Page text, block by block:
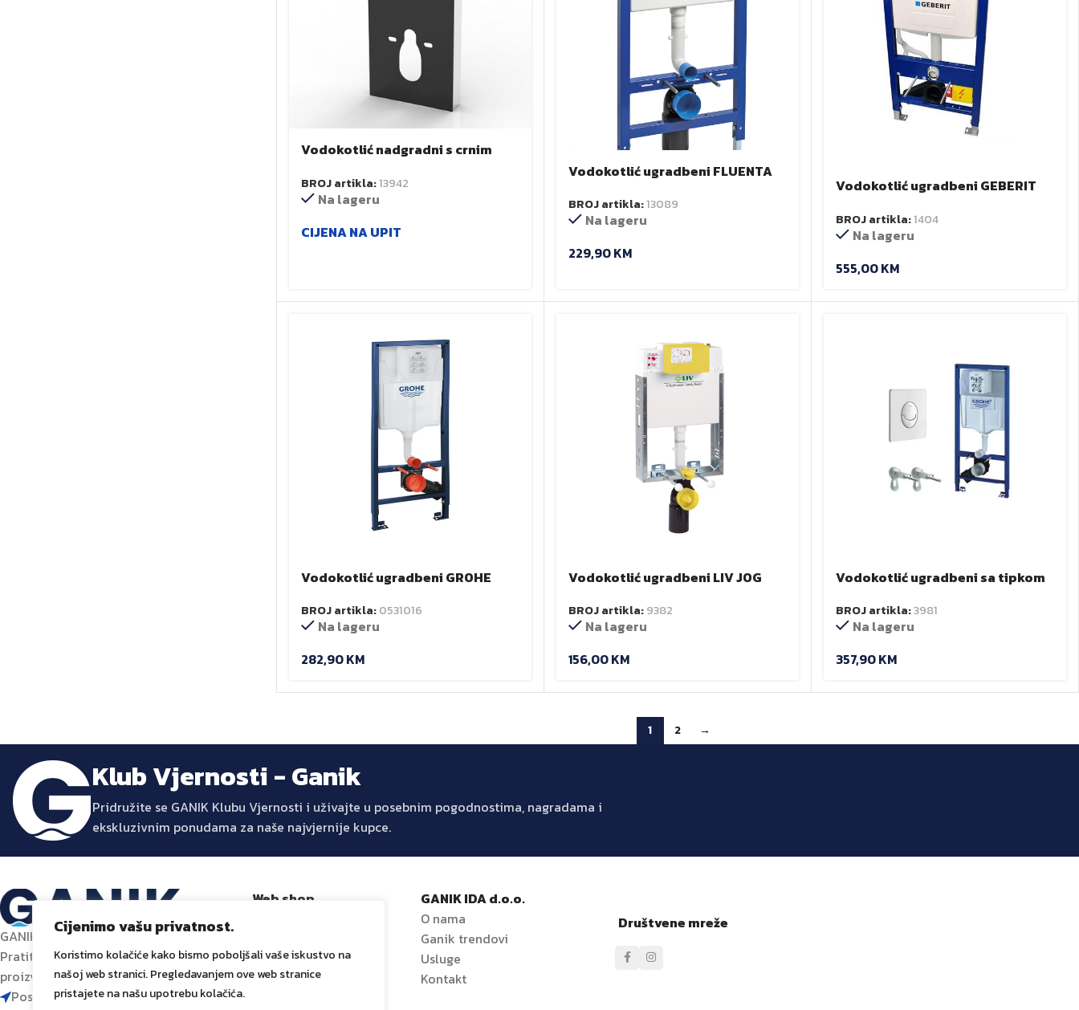
Cijenimo vašu privatnost.
Koristimo kolačiće kako bismo poboljšali vaše iskustvo na
našoj web stranici. Pregledavanjem ove web stranice
pristajete na našu upotrebu kolačića.
Vodokotlić nadgradni s crnim
BROJ artikla:13942
Na lageru
CIJENA NA UPIT
Vodokotlić ugradbeni FLUENTA
BROJ artikla:13089
Na lageru
229,90KM
Vodokotlić ugradbeni GEBERIT
BROJ artikla:1404
Na lageru
555,00KM
Vodokotlić ugradbeni GROHE
BROJ artikla:0531016
Na lageru
282,90KM
Vodokotlić ugradbeni LIV JOG
BROJ artikla:9382
Na lageru
156,00KM
Vodokotlić ugradbeni sa tipkom
BROJ artikla:3981
Na lageru
357,90KM
1 2 →
Klub Vjernosti - Ganik
Pridružite se GANIK Klubu Vjernosti i uživajte u posebnim pogodnostima, nagradama i
ekskluzivnim ponudama za naše najvjernije kupce.
GANIK – Izvor inovacije za vaš dom.
Pratite nas za najnovije trendove,
proizvode i inspiraciju za uređenje doma.
Poslovni centar 96-2, 72250 Vitez
Web shop
Dostava i plaćanje
Prati narudžbu
GANIK IDA d.o.o.
O nama
Ganik trendovi
Usluge
Kontakt
Društvene mreže